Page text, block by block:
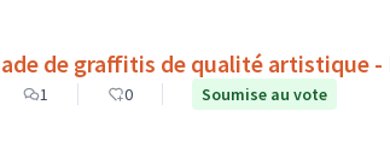
de graffitis de qualité artistique -
1 0 Soumise au vote